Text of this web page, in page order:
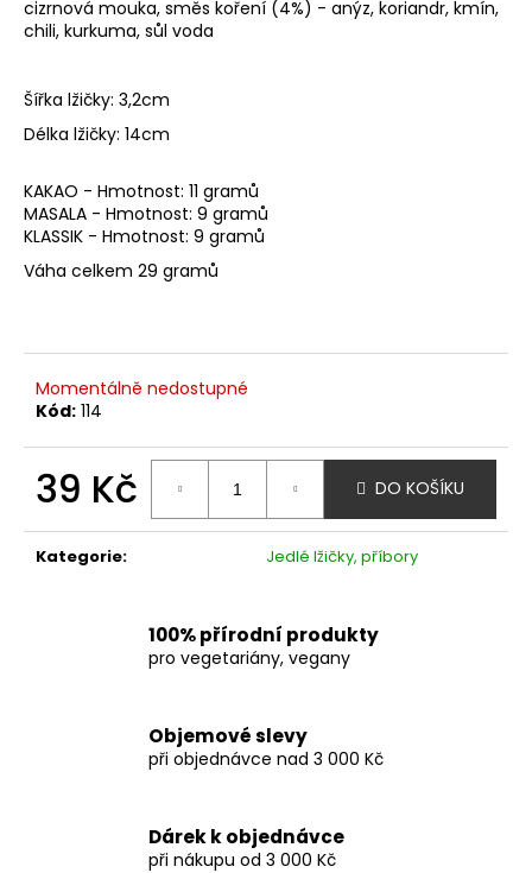
cizrnová mouka, směs koření (4%) - anýz, koriandr, kmín,
chili, kurkuma, sůl voda
Šířka lžičky: 3,2cm
Délka lžičky: 14cm
KAKAO - Hmotnost: 11 gramů
MASALA - Hmotnost: 9 gramů
KLASSIK - Hmotnost: 9 gramů
Váha celkem 29 gramů
Momentálně nedostupné
Kód: 114
39 Kč
cena:
DO KOŠÍKU
Kategorie: Jedlé lžičky, příbory
100% přírodní produkty
pro vegetariány, vegany
Objemové slevy
při objednávce nad 3 000 Kč
Dárek k objednávce
při nákupu od 3 000 Kč